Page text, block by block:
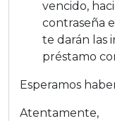
vencido,
contraseña
te darán las
préstamo
Esperamos
Atentamente,